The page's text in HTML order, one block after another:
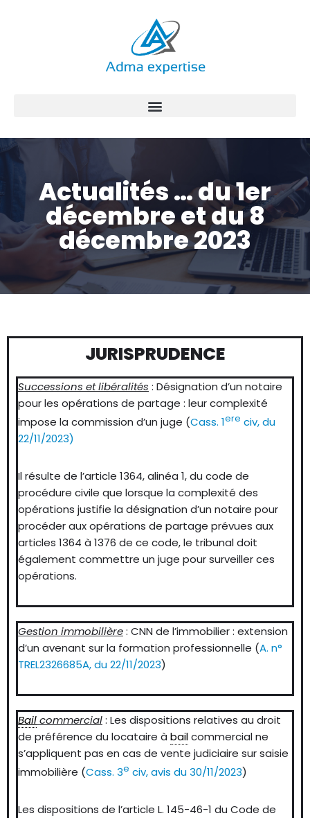
Actualités … du 1er
décembre et du 8
décembre 2023
JURISPRUDENCE
Successions et libéralités : Désignation d’un notaire
pour les opérations de partage : leur complexité
impose la commission d’un juge (Cass. 1ere civ, du
22/11/2023)
Il résulte de l’article 1364, alinéa 1, du code de
procédure civile que lorsque la complexité des
opérations justifie la désignation d’un notaire pour
procéder aux opérations de partage prévues aux
articles 1364 à 1376 de ce code, le tribunal doit
également commettre un juge pour surveiller ces
opérations.
Gestion immobilière: CNN de l’immobilier : extension
d’un avenant sur la formation professionnelle (A. n°
TREL2326685A, du 22/11/2023)
Bailcommercial: Les dispositions relatives au droit
de préférence du locataire à bailcommercial ne
s’appliquent pas en cas de vente judiciaire sur saisie
immobilière (Cass. 3e civ, avis du 30/11/2023)
Les dispositions de l’article L. 145-46-1 du Code de